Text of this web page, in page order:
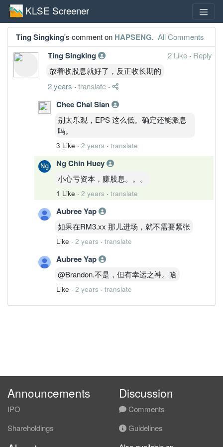
KLSE Screener
Ting Singking's comment on HAPSENG. All Comments
Ting Singking 2 Like · Reply
放着收股息就好了，反正收长期的
2 years · translate ·
Chee Chai Sian
别太乐观，EPS 这么低。确定还能派息
吗。
3 Like · 2 years · translate
Ng Chin Huey
小心亏资本，赚股息。。。
1 Like · 2 years · translate
Aubree Yap
如果在RM3.xx 那儿进场，就不需要紧张
Like · 2 years · translate
Aubree Yap
@Brandon.不是，但有幸运之神。哈
Like · 2 years · translate
Announcements
IPO
Shareholdings
Discussion
Comments
Guidelines